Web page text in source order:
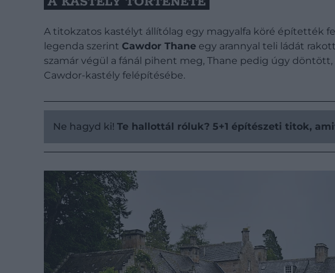
A titokzatos kastélyt állítólag egy magyalfa köré építették
legenda szerint Cawdor Thane egy arannyal teli ládát
szamár végül a fánál pihent meg, Thane pedig úgy döntött,
Cawdor-kastély felépítésébe.
Ne hagyd ki! Te hallottál róluk? 5+1 építészeti titok,